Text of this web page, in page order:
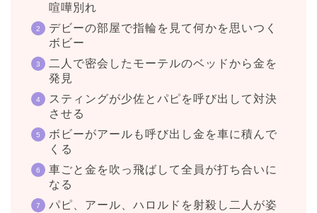
喧嘩別れ
デビーの部屋で指輪を見て何かを思いつく
ボビー
二人で密会したモーテルのベッドから金を
発見
スティングが少佐とパピを呼び出して対決
させる
ボビーがアールも呼び出し金を車に積んで
くる
車ごと金を吹っ飛ばして全員が打ち合いに
なる
パピ、アール、ハロルドを射殺し二人が姿